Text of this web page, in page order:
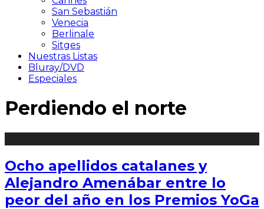
San Sebastián
Venecia
Berlinale
Sitges
Nuestras Listas
Bluray/DVD
Especiales
Perdiendo el norte
Ocho apellidos catalanes y
Alejandro Amenábar entre lo
peor del año en los Premios YoGa